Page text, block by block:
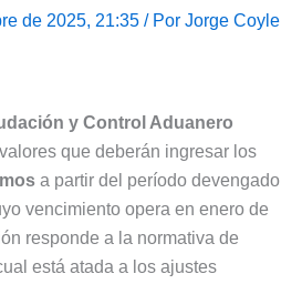
de 2025, 21:35 / Por Jorge Coyle
y Control Aduanero
que deberán ingresar los
a partir del período devengado
vencimiento opera en enero de
responde a la normativa de
está atada a los ajustes